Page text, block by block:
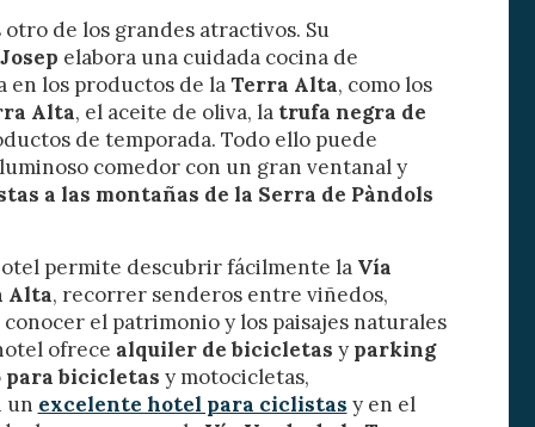
de los grandes atractivos. Su
elabora una cuidada cocina de
en los productos de laTerra Alta, como los
Alta, el aceite de oliva, la trufa negra de
de temporada. Todo ello puede
comedor con un gran ventanal y
a las montañas de la Serra de Pàndols
permite descubrir fácilmente la Vía
Alta, recorrer senderos entre viñedos,
conocer el patrimonio y los paisajes naturales
ofrece alquiler de bicicletas yparking
bicicletas y motocicletas,
un excelente hotel para ciclistas y en el
y